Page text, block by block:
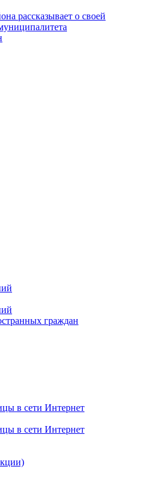
рассказывает о своей
граждан
в сети Интернет
в сети Интернет